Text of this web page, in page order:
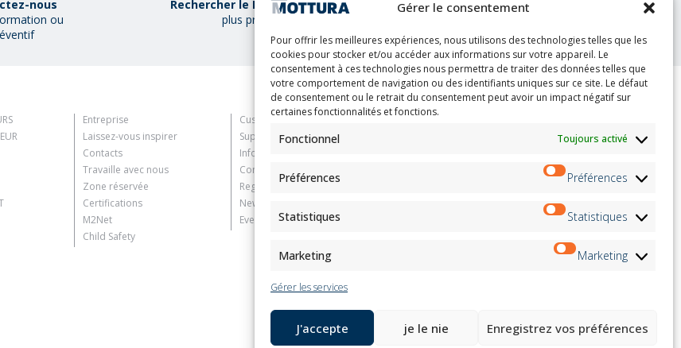
Gérer le consentement
Pour offrir les meilleures expériences, nous utilisons des technologies telles que les
cookies pour stocker et/ou accéder aux informations sur votre appareil. Le
consentement à ces technologies nous permettra de traiter des données telles que
votre comportement de navigation ou des identifiants uniques sur ce site. Le défaut
de consentement ou le retrait du consentement peut avoir un impact négatif sur
certaines fonctionnalités et fonctions.
Fonctionnel Toujours activé
Préférences Préférences
Statistiques Statistiques
Marketing Marketing
Gérer les services
J'accepte je le nie Enregistrez vos préférences
nous
ou
Rechercher le Mottura Point
plus proche
Entreprise
Laissez-vous inspirer
Contacts
Travaille avec nous
Zone réservée
Certifications
M2Net
Child Safety
Customer Information
Supplier Information
Information for Candidates
Contact Information
Register Information
Newsletter Information
Events Information
Bulletin